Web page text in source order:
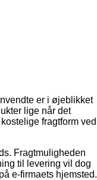
er i øjeblikket
lige når det
fragtform ved
Fragtmuligheden
til levering vil dog
e-firmaets hjemsted.